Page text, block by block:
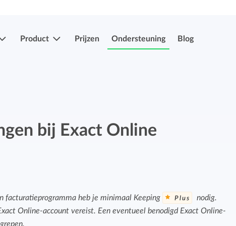
goedkeuren.
Product
Registraties indienen & goedkeuren
Eenvoudig ziekte en afwezigheid registreren.
Prijzen Ondersteuning Blog
bij Exact Online
facturatieprogramma heb je minimaal Keeping Plus
nodig.
Online-account vereist. Een eventueel benodigd Exact Online-